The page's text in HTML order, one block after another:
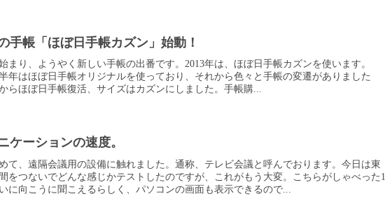
手帳「ほぼ日手帳カズン」始動！
まり、ようやく新しい手帳の出番です。2013年は、ほぼ日手帳カズンを使います。
年はほぼ日手帳オリジナルを使っており、それから色々と手帳の変遷がありました
らほぼ日手帳復活、サイズはカズンにしました。手帳購...
ケーションの速度。
て、遠隔会議用の設備に触れました。通称、テレビ会議と呼んでおります。今日は東
をつないでどんな感じかテストしたのですが、これがもう大変。こちらがしゃべった1
に向こうに聞こえるらしく、パソコンの画面も表示できるので...